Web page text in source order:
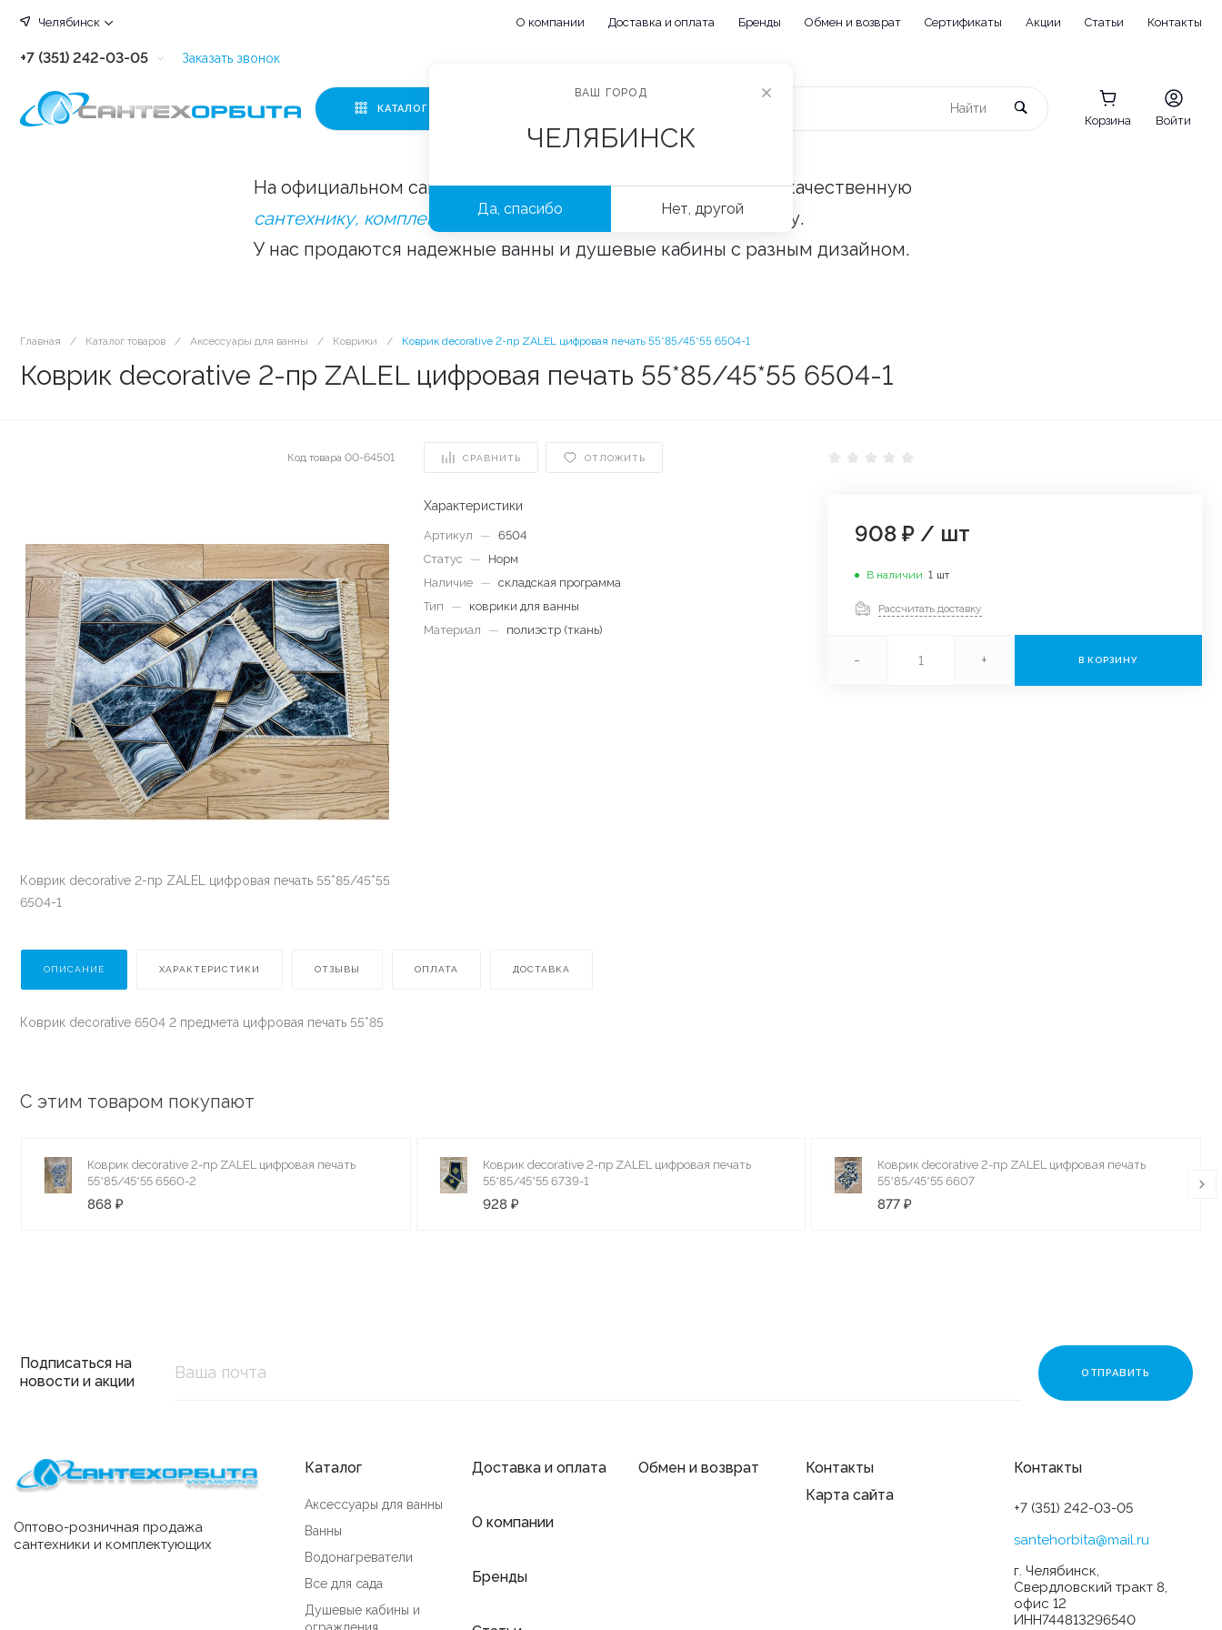
Челябинск О компании Доставка и оплата Бренды Обмен и возврат Сертификаты Акции Статьи Контакты
+7 (351) 242-03-05
+7 (351) 242-03-63
Заказать звонок
КАТАЛОГ
Корзина Войти
На официальном сайте «Сантехорбита» вы можете купить качественную
сантехнику, комплектующие и аксессуары
оптом и в розницу.
У нас продаются надежные ванны и душевые кабины с разным дизайном.
Главная / Каталог товаров / Аксессуары для ванны / Коврики / Коврик decorative 2-пр ZALEL цифровая печать 55*85/45*55 6504-1
Коврик decorative 2-пр ZALEL цифровая печать 55*85/45*55 6504-1
Код товара 00-64501 СРАВНИТЬ ОТЛОЖИТЬ
Коврик decorative 2-пр ZALEL цифровая печать 55*85/45*55
6504-1
Характеристики
Артикул — 6504
Статус
—
Норм
Наличие
— складская программа
Тип
—
коврики для ванны
Материал
— полиэстр (ткань)
908 ₽ / шт
В наличии 1 шт
Рассчитать доставку
- + В КОРЗИНУ
ОПИСАНИЕ ХАРАКТЕРИСТИКИ ОТЗЫВЫ ОПЛАТА ДОСТАВКА
Коврик decorative 6504 2 предмета цифровая печать 55*85
С этим товаром покупают
Коврик decorative 2-пр ZALEL цифровая печать
55*85/45*55 6560-2
868 ₽
Коврик decorative 2-пр ZALEL цифровая печать
55*85/45*55 6739-1
928 ₽
Коврик decorative 2-пр ZALEL цифровая печать
55*85/45*55 6607
877 ₽
Подписаться на
новости и акции
Оптово-розничная продажа
сантехники и комплектующих
Каталог
Аксессуары для ванны
Ванны
Водонагреватели
Все для сада
Душевые кабины и
Доставка и оплата
О компании
Бренды
Обмен и возврат
Контакты
Карта сайта
Контакты
+7 (351) 242-03-05
santehorbita@mail.ru
г. Челябинск,
Свердловский тракт 8,
офис 12
ИНН744813296540
ВАШ ГОРОД
ЧЕЛЯБИНСК
Да, спасибо Нет, другой